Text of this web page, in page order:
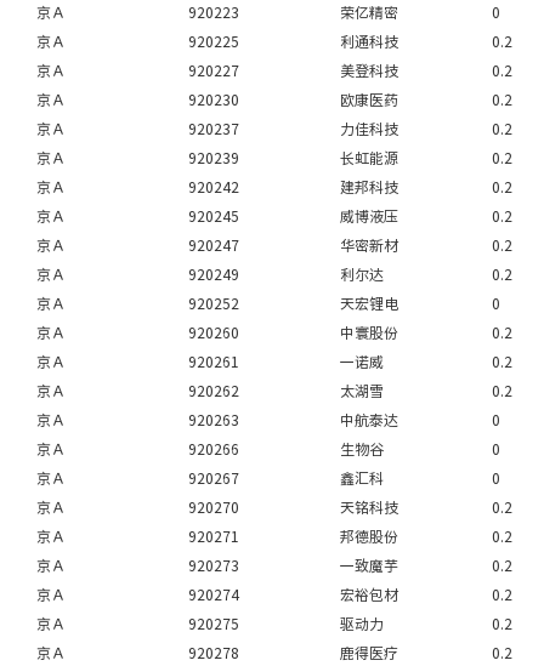
京Ａ
920223 荣亿精密
0
京Ａ
920225 利通科技
0.2
京Ａ
920227 美登科技
0.2
京Ａ
920230 欧康医药
0.2
京Ａ
920237 力佳科技
0.2
京Ａ
920239 长虹能源
0.2
京Ａ
920242 建邦科技
0.2
京Ａ
920245 威博液压
0.2
京Ａ
920247 华密新材
0.2
京Ａ
920249 利尔达
0.2
京Ａ
920252 天宏锂电
0
京Ａ
920260 中寰股份
0.2
京Ａ
920261 一诺威
0.2
京Ａ
920262 太湖雪
0.2
京Ａ
920263 中航泰达
0
京Ａ
920266 生物谷
0
京Ａ
920267 鑫汇科
0
京Ａ
920270 天铭科技
0.2
京Ａ
920271 邦德股份
0.2
京Ａ
920273 一致魔芋
0.2
京Ａ
920274 宏裕包材
0.2
京Ａ
920275 驱动力
0.2
京Ａ
920278 鹿得医疗 0.2